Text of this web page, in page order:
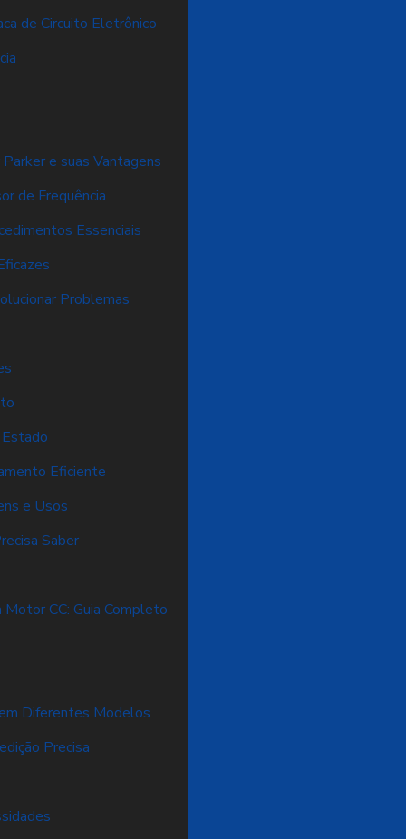
de Circuito Eletrônico
e suas Vantagens
de Frequência
Essenciais
Problemas
Eficiente
e Usos
Saber
Motor CC: Guia Completo
Diferentes Modelos
Precisa